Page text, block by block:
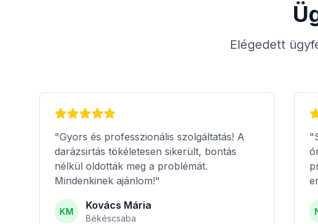
Elégedett
"Gyors és professzionális szolgáltatás! A
darázsirtás tökéletesen sikerült, bontás
nélkül oldották meg a problémát.
Mindenkinek ajánlom!"
KM
Kovács Mária
Békéscsaba